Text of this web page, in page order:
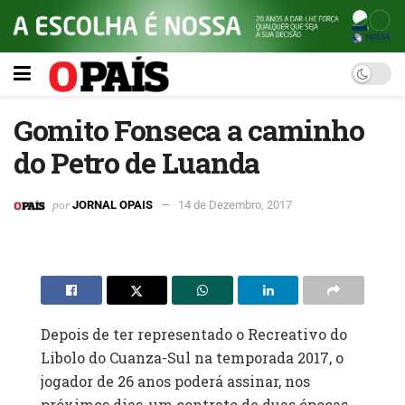
Gomito Fonseca a caminho
do Petro de Luanda
por JORNAL OPAIS 14 de Dezembro, 2017
Depois de ter representado o Recreativo do
Libolo do Cuanza-Sul na temporada 2017, o
jogador de 26 anos poderá assinar, nos